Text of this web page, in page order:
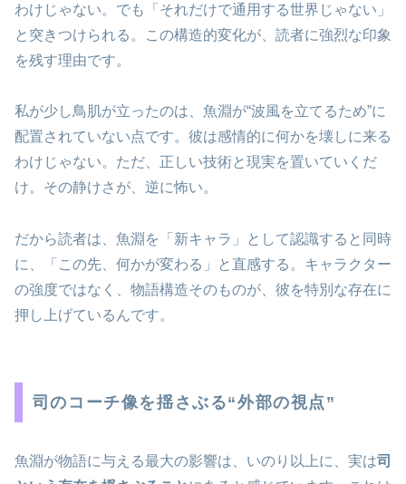
わけじゃない。でも「それだけで通用する世界じゃない」
と突きつけられる。この構造的変化が、読者に強烈な印象
を残す理由です。
私が少し鳥肌が立ったのは、魚淵が“波風を立てるため”に
配置されていない点です。彼は感情的に何かを壊しに来る
わけじゃない。ただ、正しい技術と現実を置いていくだ
け。その静けさが、逆に怖い。
だから読者は、魚淵を「新キャラ」として認識すると同時
に、「この先、何かが変わる」と直感する。キャラクター
の強度ではなく、物語構造そのものが、彼を特別な存在に
押し上げているんです。
司のコーチ像を揺さぶる“外部の視点”
魚淵が物語に与える最大の影響は、いのり以上に、実は司